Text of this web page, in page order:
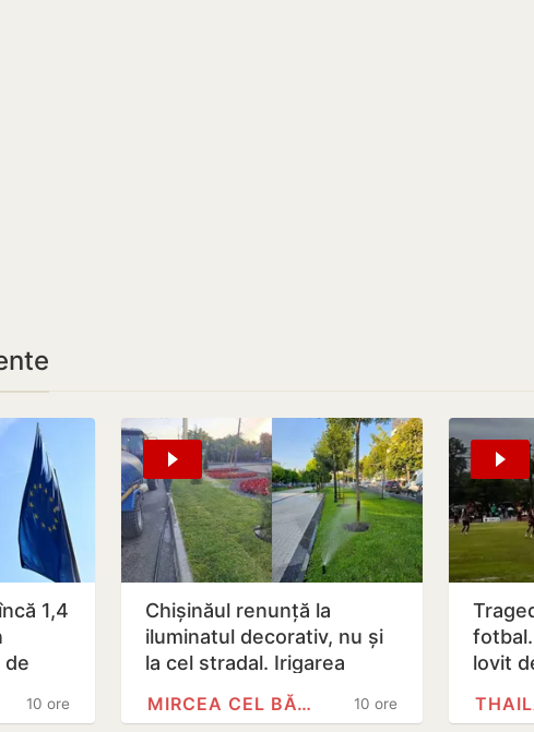
1,4
de
10 ore
Chișinăul renunță la
iluminatul decorativ, nu și
la cel stradal. Irigarea
spațiilor verzi nu va fi…
10 ore
MIRCEA CEL BĂTRÂN
lovit